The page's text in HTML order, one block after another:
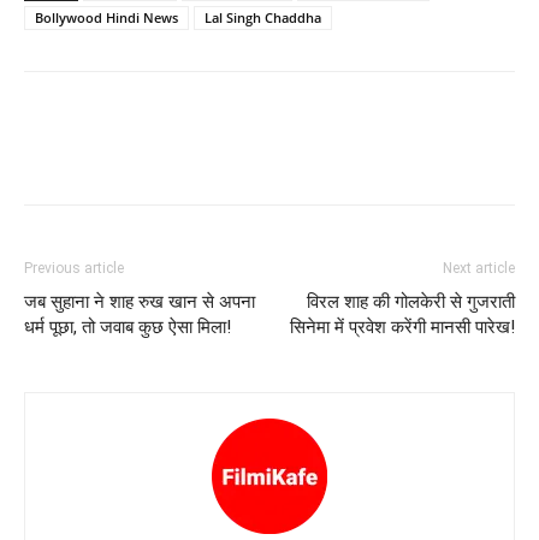
Bollywood Hindi News
Lal Singh Chaddha
Previous article
जब सुहाना ने शाह रुख खान से अपना
धर्म पूछा, तो जवाब कुछ ऐसा मिला!
Next article
विरल शाह की गोलकेरी से गुजराती
सिनेमा में प्रवेश करेंगी मानसी पारेख!